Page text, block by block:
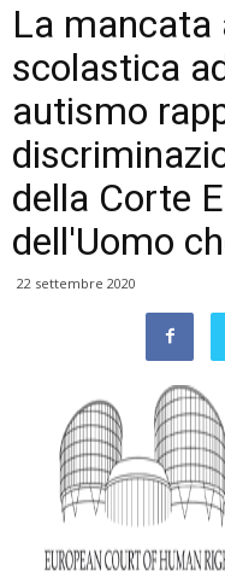
La mancata
scolastica
autismo
della Corte
dell'Uomo
22 settembre 2020